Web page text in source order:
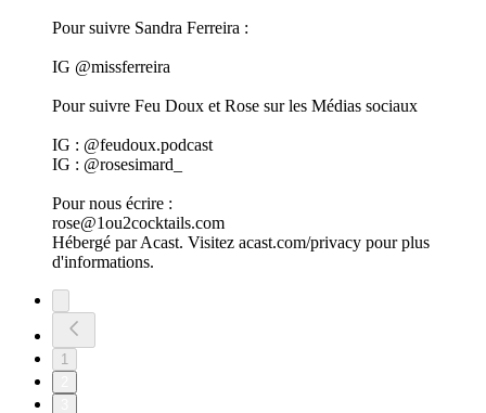
Pour suivre Sandra Ferreira :
IG @missferreira
Pour suivre Feu Doux et Rose sur les Médias sociaux
IG : @feudoux.podcast
IG : @rosesimard_
Pour nous écrire :
rose@1ou2cocktails.com
Hébergé par Acast. Visitez acast.com/privacy pour plus
d'informations.
1